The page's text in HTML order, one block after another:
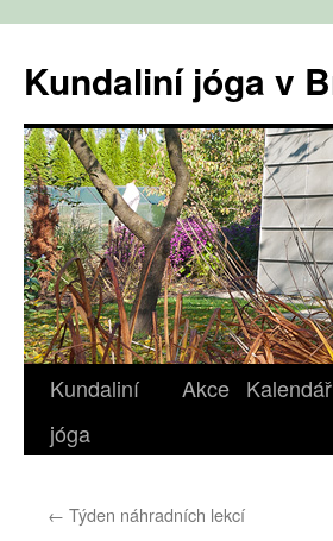
obsahu
webu
Kundaliní jóga v
Kundaliní
jóga
Akce Kalendář
← Týden náhradních lekcí